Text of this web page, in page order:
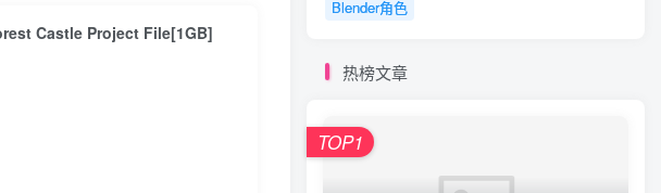
Castle Project File[1GB]
Blender角色
热榜文章
TOP1